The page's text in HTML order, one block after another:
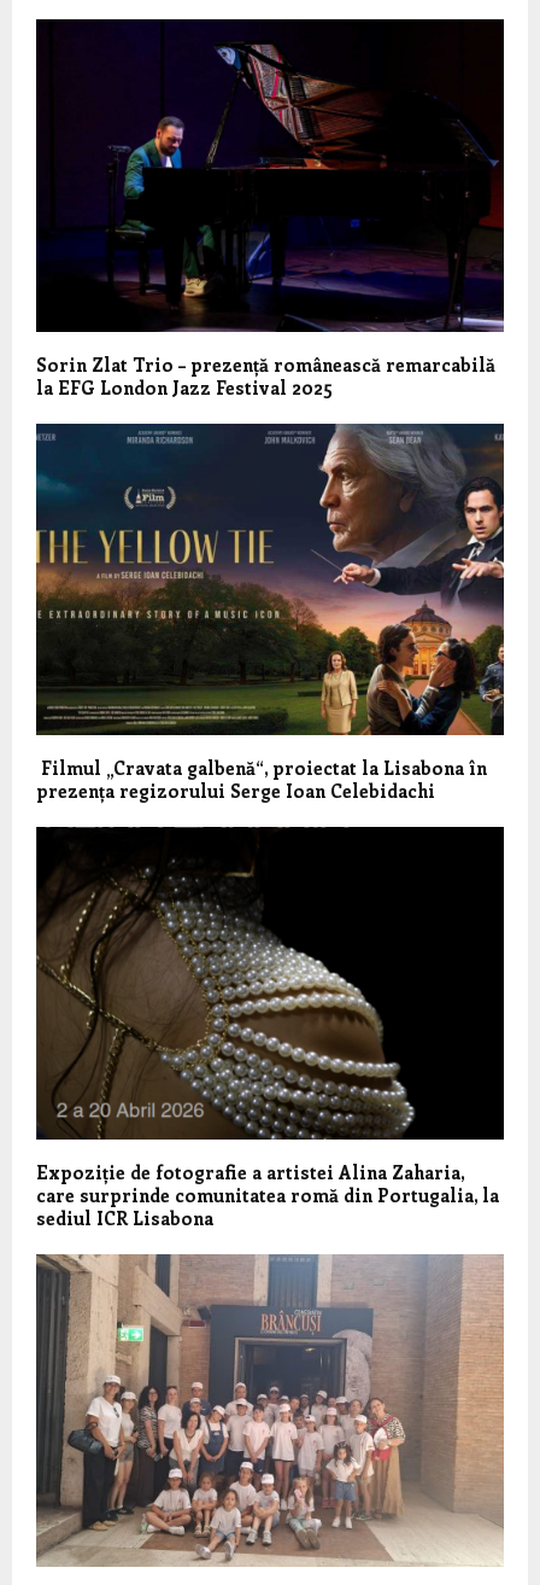
Sorin Zlat Trio – prezență românească remarcabilă
la EFG London Jazz Festival 2025
Filmul „Cravata galbenă“, proiectat la Lisabona în
prezența regizorului Serge Ioan Celebidachi
Expoziție de fotografie a artistei Alina Zaharia,
care surprinde comunitatea romă din Portugalia, la
sediul ICR Lisabona